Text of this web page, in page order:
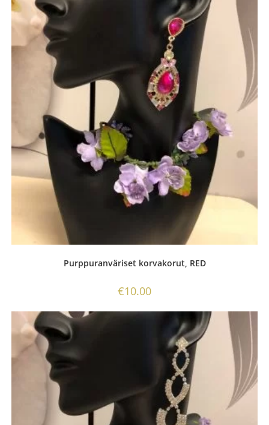
Purppuranväriset korvakorut, RED
€10.00